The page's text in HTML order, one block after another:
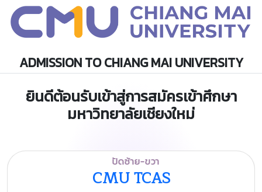
ADMISSION TO CHIANG MAI UNIVERSITY
ยินดีต้อนรับเข้าสู่การสมัครเข้าศึกษา
มหาวิทยาลัยเชียงใหม่
CMU TCAS
ปัดซ้าย-ขวา